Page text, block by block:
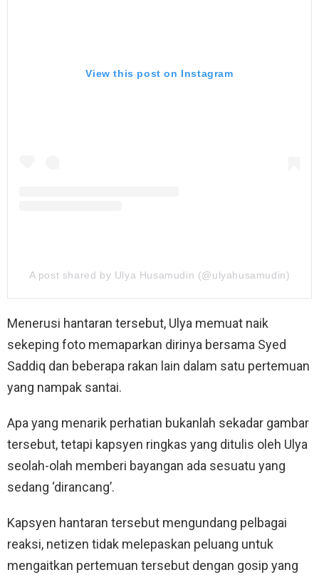
View this post on Instagram
A post shared by Ulya Husamudin (@ulyahusamudin)
Menerusi hantaran tersebut, Ulya memuat naik
sekeping foto memaparkan dirinya bersama Syed
Saddiq dan beberapa rakan lain dalam satu pertemuan
yang nampak santai.
Apa yang menarik perhatian bukanlah sekadar gambar
tersebut, tetapi kapsyen ringkas yang ditulis oleh Ulya
seolah-olah memberi bayangan ada sesuatu yang
sedang ‘dirancang’.
Kapsyen hantaran tersebut mengundang pelbagai
reaksi, netizen tidak melepaskan peluang untuk
mengaitkan pertemuan tersebut dengan gosip yang